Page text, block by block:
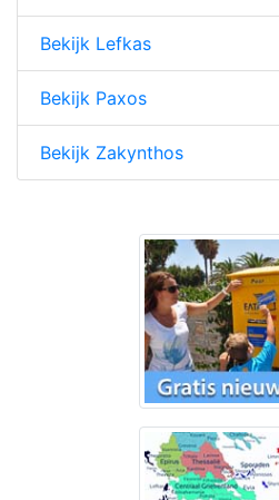
Bekijk Lefkas
Bekijk Paxos
Bekijk Zakynthos